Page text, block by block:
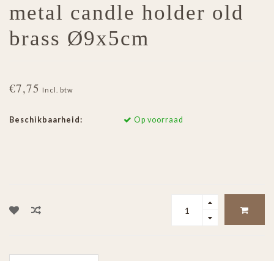
metal candle holder old
brass Ø9x5cm
€7,75 Incl. btw
Beschikbaarheid: Op voorraad